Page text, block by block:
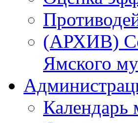
(АРХИВ)
Ямского
Календарь